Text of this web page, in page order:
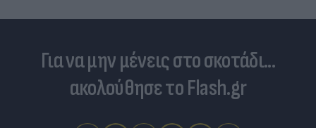
Για να μην μένεις στο σκοτάδι...
ακολούθησε το Flash.gr